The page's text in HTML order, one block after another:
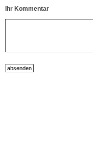
Ihr Kommentar